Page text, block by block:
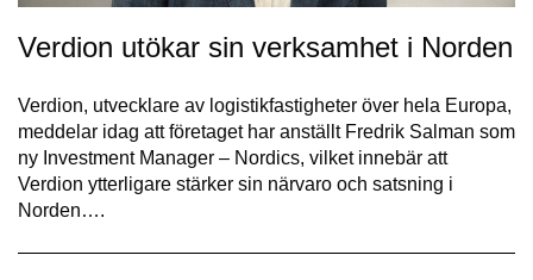
Verdion utökar sin verksamhet i Norden
Verdion, utvecklare av logistikfastigheter över hela Europa,
meddelar idag att företaget har anställt Fredrik Salman som
ny Investment Manager – Nordics, vilket innebär att
Verdion ytterligare stärker sin närvaro och satsning i
Norden….